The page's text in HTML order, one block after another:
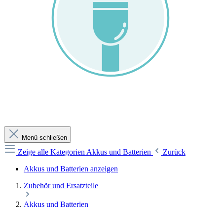
Menü schließen
Zeige alle Kategorien Akkus und Batterien
Zurück
Akkus und Batterien anzeigen
Zubehör und Ersatzteile
Akkus und Batterien